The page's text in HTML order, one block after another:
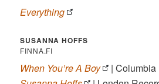
Everything
SUSANNA HOFFS
FINNA.FI
When You’re A Boy
| Columbia